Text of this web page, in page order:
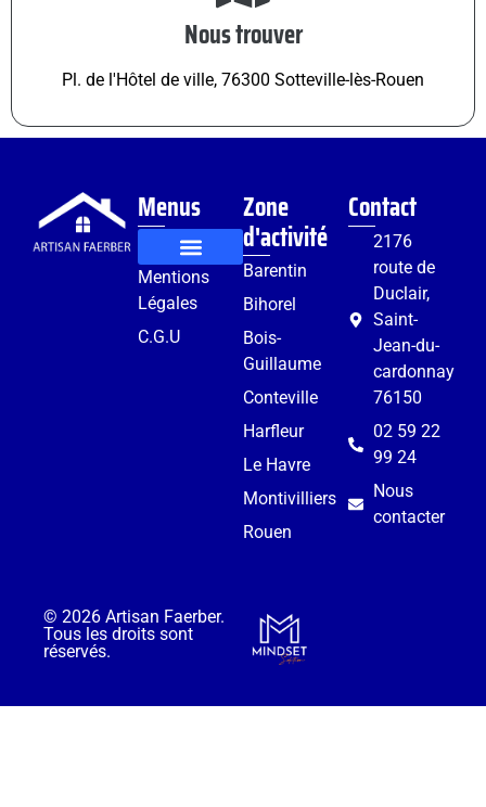
Nous trouver
Pl. de l'Hôtel de ville, 76300 Sotteville-lès-Rouen
Menus
Mentions
Légales
C.G.U
Zone
d'activité
Barentin
Bihorel
Bois-
Guillaume
Conteville
Harfleur
Le Havre
Montivilliers
Rouen
Contact
2176
route de
Duclair,
Saint-
Jean-du-
cardonnay
76150
02 59 22
99 24
Nous
contacter
© 2026 Artisan Faerber.
Tous les droits sont
réservés.